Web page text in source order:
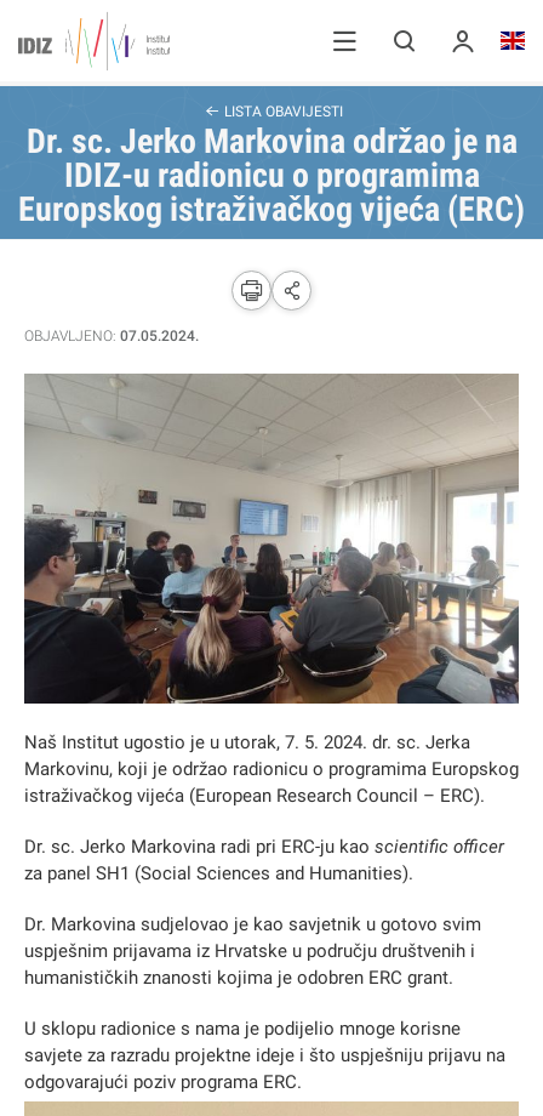
LISTA OBAVIJESTI
Dr. sc. Jerko Markovina održao je na
IDIZ-u radionicu o programima
Europskog istraživačkog vijeća (ERC)
OBJAVLJENO: 07.05.2024.
Naš Institut ugostio je u utorak, 7. 5. 2024. dr. sc. Jerka
Markovinu, koji je održao radionicu o programima Europskog
istraživačkog vijeća (European Research Council – ERC).
Dr. sc. Jerko Markovina radi pri ERC-ju kao scientific officer
za panel SH1 (Social Sciences and Humanities).
Dr. Markovina sudjelovao je kao savjetnik u gotovo svim
uspješnim prijavama iz Hrvatske u području društvenih i
humanističkih znanosti kojima je odobren ERC grant.
U sklopu radionice s nama je podijelio mnoge korisne
savjete za razradu projektne ideje i što uspješniju prijavu na
odgovarajući poziv programa ERC.